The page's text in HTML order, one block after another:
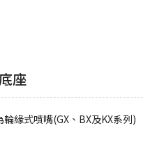
座
緣式噴嘴(GX、BX及KX系列)